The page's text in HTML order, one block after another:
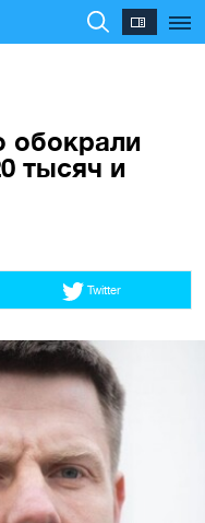
обокрали
тысяч и
Twitter